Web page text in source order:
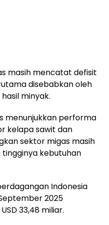
masih mencatat defisit
disebabkan oleh
minyak.
menunjukkan performa
kelapa sawit dan
sektor migas masih
kebutuhan
Indonesia
2025
33,48 miliar.